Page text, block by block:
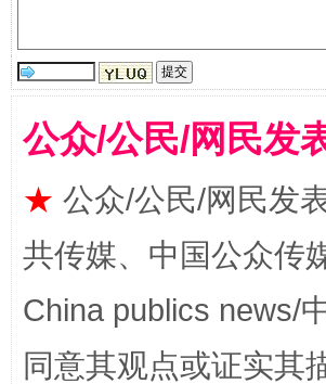
揭批美国五大"原罪"
公众/公民/网民发
★ 公众/公民/网民发
共传媒、中国公众传
China publics news/
同意其观点或证实其